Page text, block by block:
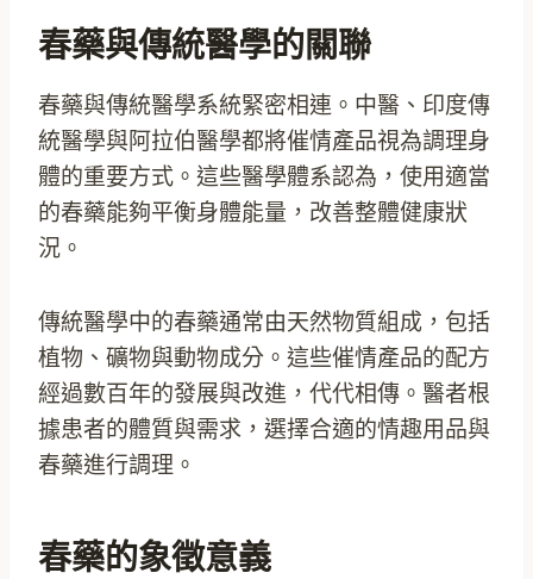
春藥與傳統醫學的關聯
春藥與傳統醫學系統緊密相連。中醫、印度傳
統醫學與阿拉伯醫學都將催情產品視為調理身
體的重要方式。這些醫學體系認為，使用適當
的春藥能夠平衡身體能量，改善整體健康狀
況。
傳統醫學中的春藥通常由天然物質組成，包括
植物、礦物與動物成分。這些催情產品的配方
經過數百年的發展與改進，代代相傳。醫者根
據患者的體質與需求，選擇合適的情趣用品與
春藥進行調理。
春藥的象徵意義